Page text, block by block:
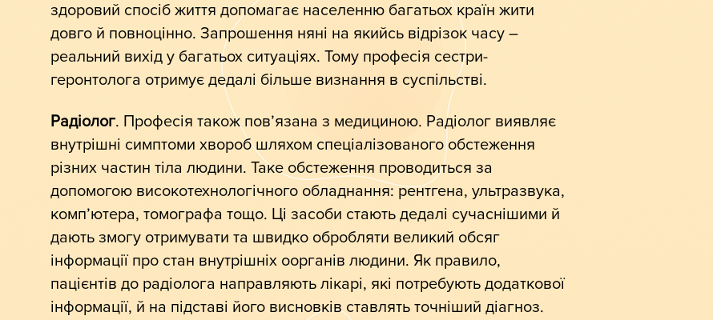
здоровий спосіб життя допомагає населенню багатьох країн жити
довго й повноцінно. Запрошення няні на якийсь відрізок часу –
реальний вихід у багатьох ситуаціях. Тому професія сестри-
геронтолога отримує дедалі більше визнання в суспільстві.
Радіолог. Професія також пов’язана з медициною. Радіолог виявляє
внутрішні симптоми хвороб шляхом спеціалізованого обстеження
різних частин тіла людини. Таке обстеження проводиться за
допомогою високотехнологічного обладнання: рентгена, ультразвука,
комп’ютера, томографа тощо. Ці засоби стають дедалі сучаснішими й
дають змогу отримувати та швидко обробляти великий обсяг
інформації про стан внутрішніх оорганів людини. Як правило,
пацієнтів до радіолога направляють лікарі, які потребують додаткової
інформації, й на підставі його висновків ставлять точніший діагноз.